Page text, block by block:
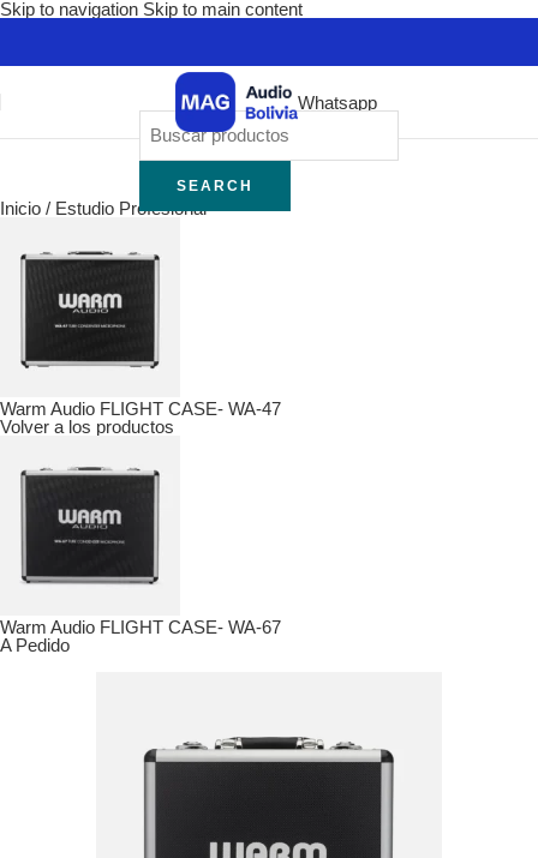
Skip to navigation Skip to main content
Whatsapp
SEARCH
Inicio / Estudio Profesional
Warm Audio FLIGHT CASE- WA-47
Volver a los productos
Warm Audio FLIGHT CASE- WA-67
A Pedido